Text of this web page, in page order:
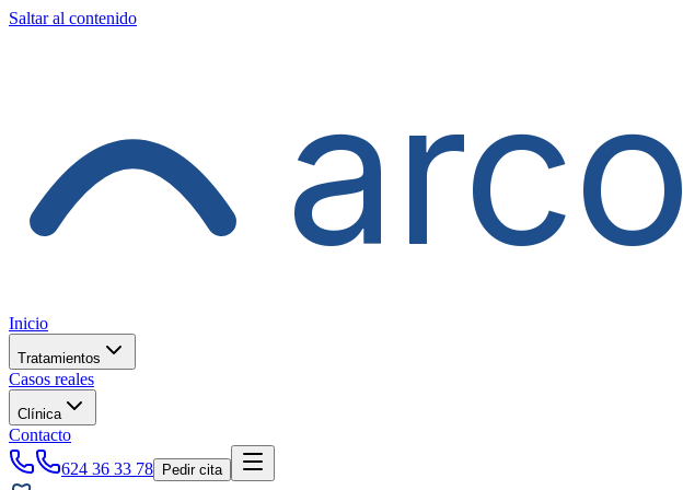
Saltar al contenido
arco
Inicio
Tratamientos
Casos reales
Clínica
Contacto
624 36 33 78
Pedir cita